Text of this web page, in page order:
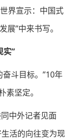
界宣示：中国式
展”中来书写。
实”
斗目标。”10年
坚定。
中外记者见面
活的向往变为现